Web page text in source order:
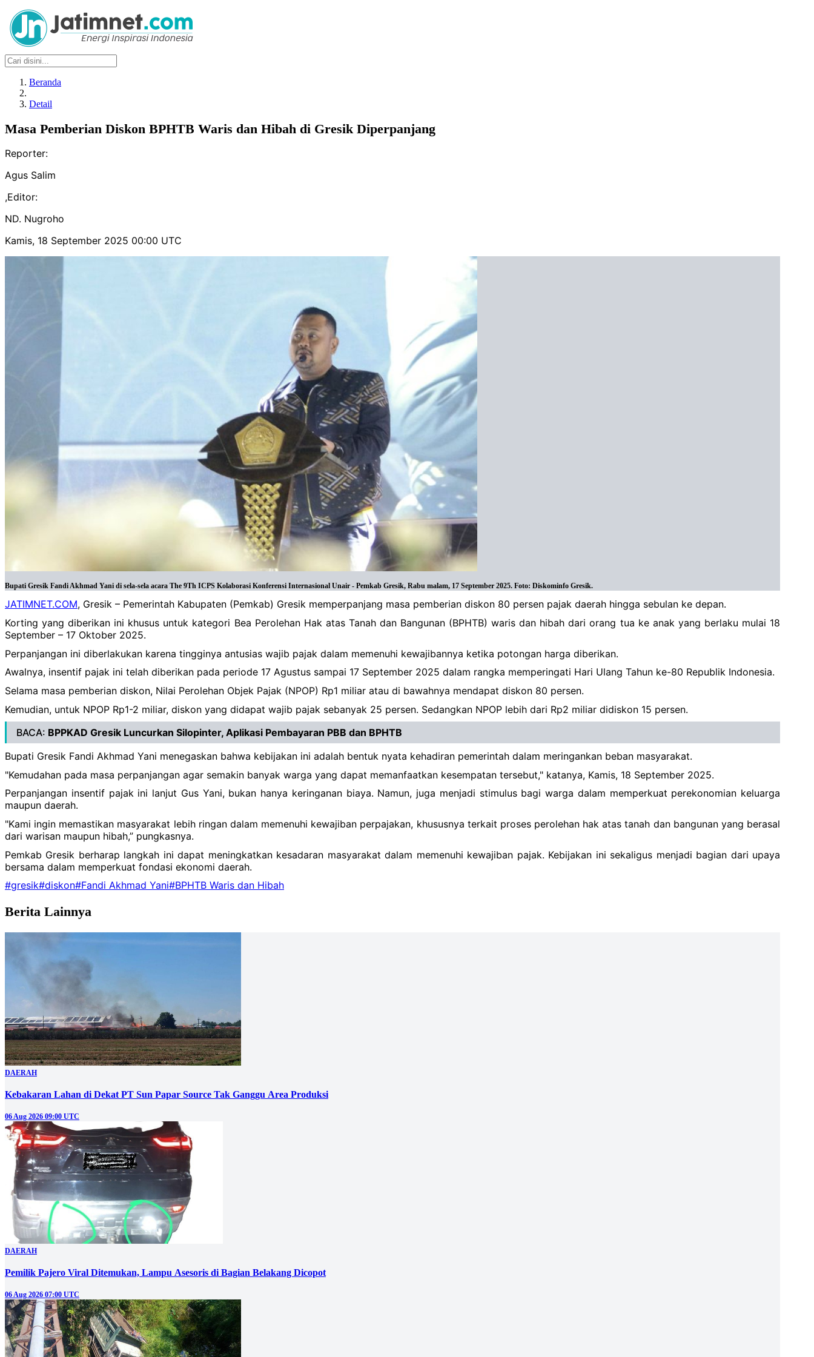
Beranda
Detail
Masa Pemberian Diskon BPHTB Waris dan Hibah di Gresik Diperpanjang
Reporter:
Agus Salim
,Editor:
ND. Nugroho
Kamis, 18 September 2025 00:00 UTC
Bupati Gresik Fandi Akhmad Yani di sela-sela acara The 9Th ICPS Kolaborasi Konferensi Internasional Unair - Pemkab Gresik, Rabu malam, 17 September 2025. Foto: Diskominfo Gresik.
JATIMNET.COM, Gresik – Pemerintah Kabupaten (Pemkab) Gresik memperpanjang masa pemberian diskon 80 persen pajak daerah hingga sebulan ke depan.
Korting yang diberikan ini khusus untuk kategori Bea Perolehan Hak atas Tanah dan Bangunan (BPHTB) waris dan hibah dari orang tua ke anak yang berlaku mulai 18
September – 17 Oktober 2025.
Perpanjangan ini diberlakukan karena tingginya antusias wajib pajak dalam memenuhi kewajibannya ketika potongan harga diberikan.
Awalnya, insentif pajak ini telah diberikan pada periode 17 Agustus sampai 17 September 2025 dalam rangka memperingati Hari Ulang Tahun ke-80 Republik Indonesia.
Selama masa pemberian diskon, Nilai Perolehan Objek Pajak (NPOP) Rp1 miliar atau di bawahnya mendapat diskon 80 persen.
Kemudian, untuk NPOP Rp1-2 miliar, diskon yang didapat wajib pajak sebanyak 25 persen. Sedangkan NPOP lebih dari Rp2 miliar didiskon 15 persen.
BACA: BPPKAD Gresik Luncurkan Silopinter, Aplikasi Pembayaran PBB dan BPHTB
Bupati Gresik Fandi Akhmad Yani menegaskan bahwa kebijakan ini adalah bentuk nyata kehadiran pemerintah dalam meringankan beban masyarakat.
"Kemudahan pada masa perpanjangan agar semakin banyak warga yang dapat memanfaatkan kesempatan tersebut," katanya, Kamis, 18 September 2025.
Perpanjangan insentif pajak ini lanjut Gus Yani, bukan hanya keringanan biaya. Namun, juga menjadi stimulus bagi warga dalam memperkuat perekonomian keluarga
maupun daerah.
"Kami ingin memastikan masyarakat lebih ringan dalam memenuhi kewajiban perpajakan, khususnya terkait proses perolehan hak atas tanah dan bangunan yang berasal
dari warisan maupun hibah,” pungkasnya.
Pemkab Gresik berharap langkah ini dapat meningkatkan kesadaran masyarakat dalam memenuhi kewajiban pajak. Kebijakan ini sekaligus menjadi bagian dari upaya
bersama dalam memperkuat fondasi ekonomi daerah.
#gresik#diskon#Fandi Akhmad Yani#BPHTB Waris dan Hibah
Berita Lainnya
DAERAH
Kebakaran Lahan di Dekat PT Sun Papar Source Tak Ganggu Area Produksi
06 Aug 2026 09:00 UTC
DAERAH
Pemilik Pajero Viral Ditemukan, Lampu Asesoris di Bagian Belakang Dicopot
06 Aug 2026 07:00 UTC